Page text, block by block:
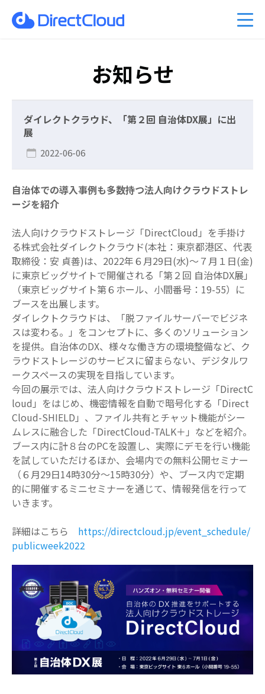
のクラウド移行 ファイル共有・コラボレーション
Business 料金プラン DirectCloud AIの料金プラン
ント情報
あるご質問
お知らせ
ダイレクトクラウド、「第２回 自治体DX展」に出
展
2022-06-06
自治体での導入事例も多数持つ法人向けクラウドストレ
ージを紹介
法⼈向けクラウドストレージ「DirectCloud 」を手掛け
る株式会社ダイレクトクラウド(本社：東京都港区、代表
取締役：安 貞善)は、 2022年６月29日(水)～７月１日(金)
に東京ビッグサイトで開催される「第２回 自治体DX展」
（東京ビッグサイト第６ホール、小間番号： 19-55）に
ブースを出展します。
ダイレクトクラウドは、「脱ファイルサーバーでビジネ
スは変わる。」をコンセプトに、多くのソリューション
を提供。自治体のDX、様々な働き方の環境整備など、ク
ラウドストレージのサービスに留まらない、デジタルワ
ークスペースの実現を目指しています。
今回の展示では、法⼈向けクラウドストレージ「DirectC
loud 」をはじめ、機密情報を⾃動で暗号化する「Direct
Cloud-SHIELD 」、ファイル共有とチャット機能がシー
ムレスに融合した「DirectCloud-TALK＋」などを紹介。
ブース内に計８台のPCを設置し、実際にデモを行い機能
を試していただけるほか、会場内での無料公開セミナー
（６月29日14時30分〜15時30分）や、ブース内で定期
的に開催するミニセミナーを通じて、情報発信を行って
いきます。
詳細はこちら https://directcloud.jp/event_schedule/
publicweek2022